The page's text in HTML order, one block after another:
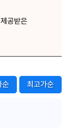
공받은
순 최고가순